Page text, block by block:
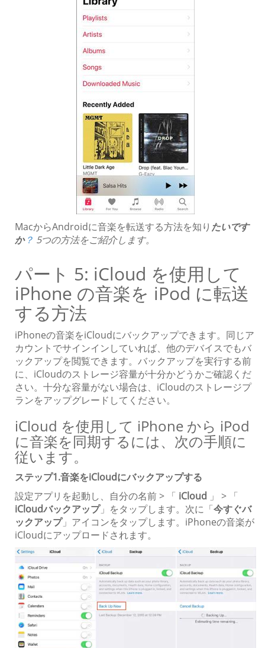
MacからAndroidに音楽を転送する方法を知り たいです
か？ 5つの方法をご紹介します。
パート 5: iCloud を使用して
iPhone の音楽を iPod に転送
する方法
iPhoneの音楽をiCloudにバックアップできます。同じア
カウントでサインインしていれば、他のデバイスでもバ
ックアップを閲覧できます。バックアップを実行する前
に、iCloudのストレージ容量が十分かどうかご確認くだ
さい。十分な容量がない場合は、iCloudのストレージプ
ランをアップグレードしてください。
iCloud を使用して iPhone から iPod
に音楽を同期するには、次の手順に
従います。
ステップ1.音楽をiCloudにバックアップする
設定アプリを起動し、自分の名前 > 「 iCloud 」 > 「
iCloudバックアップ」をタップします。次に「今すぐバ
ックアップ」アイコンをタップします。iPhoneの音楽が
iCloudにアップロードされます。